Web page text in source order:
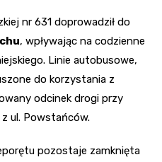
nr 631 doprowadził do
, wpływając na codzienne
Linie autobusowe,
do korzystania z
odcinek drogi przy
z ul. Powstańców.
pozostaje zamknięta